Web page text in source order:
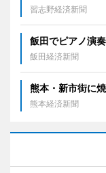
習志野経済新聞
飯田でピアノ演
飯田経済新聞
熊本・新市街に
熊本経済新聞